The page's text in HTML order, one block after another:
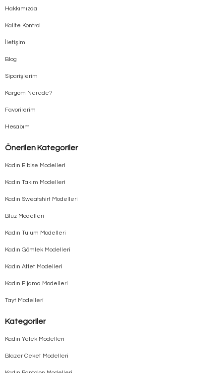
Hakkımızda
Kalite Kontrol
İletişim
Blog
Siparişlerim
Kargom Nerede?
Favorilerim
Hesabım
Önerilen Kategoriler
Kadın Elbise Modelleri
Kadın Takım Modelleri
Kadın Sweatshirt Modelleri
Bluz Modelleri
Kadın Tulum Modelleri
Kadın Gömlek Modelleri
Kadın Atlet Modelleri
Kadın Pijama Modelleri
Tayt Modelleri
Kategoriler
Kadın Yelek Modelleri
Blazer Ceket Modelleri